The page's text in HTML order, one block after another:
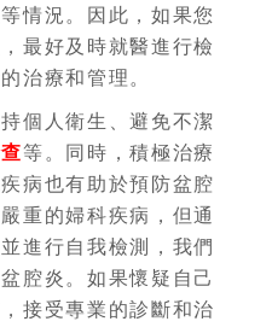
情況。因此，如果您
最好及時就醫進行檢
治療和管理。
個人衛生、避免不潔
等。同時，積極治療
病也有助於預防盆腔
重的婦科疾病，但通
進行自我檢測，我們
腔炎。如果懷疑自己
接受專業的診斷和治